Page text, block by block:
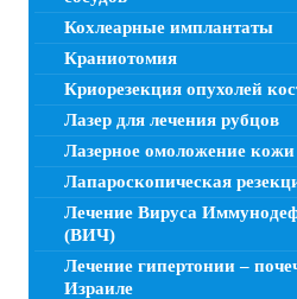
Кохлеарные имплантаты
Краниотомия
Криорезекция опухолей
Лазер для лечения рубцов
Лазерное омоложение кожи
Лапароскопическая
Лечение Вируса
(ВИЧ)
Лечение гипертонии –
Израиле